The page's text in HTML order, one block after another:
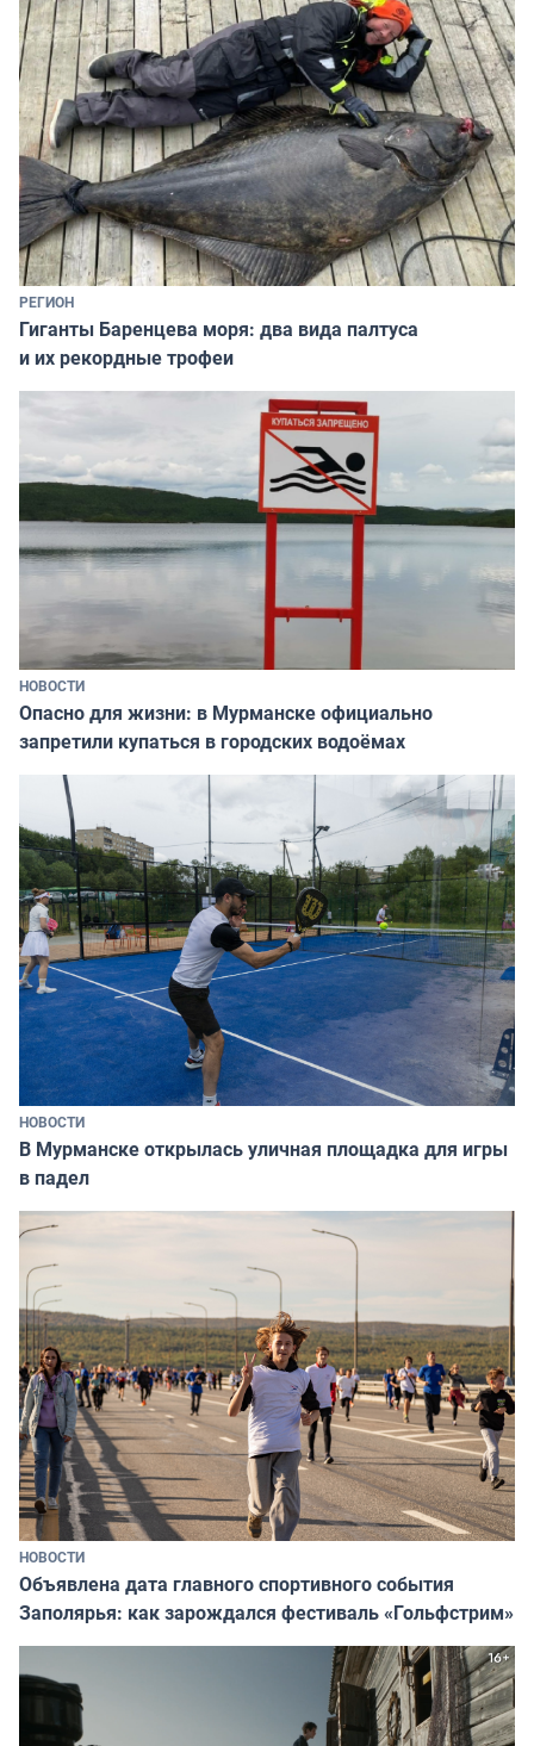
РЕГИОН
Гиганты Баренцева моря: два вида палтуса
и их рекордные трофеи
НОВОСТИ
Опасно для жизни: в Мурманске официально
запретили купаться в городских водоёмах
НОВОСТИ
В Мурманске открылась уличная площадка для игры
в падел
НОВОСТИ
Объявлена дата главного спортивного события
Заполярья: как зарождался фестиваль «Гольфстрим»